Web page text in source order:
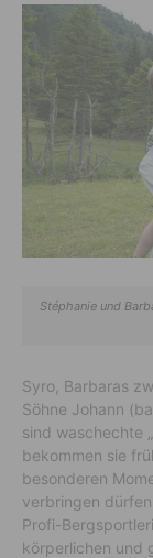
Stéphanie und
Syro, Barbaras
Söhne Johann
sind waschechte
bekommen sie
besonderen
verbringen
Profi-
körperlichen und